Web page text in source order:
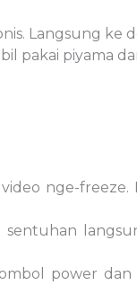
Langsung ke
pakai piyama
nge-
power dan